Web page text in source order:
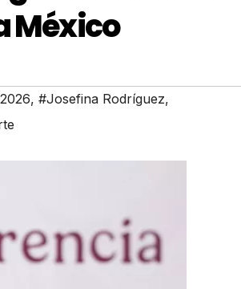
México
, #Josefina Rodríguez,